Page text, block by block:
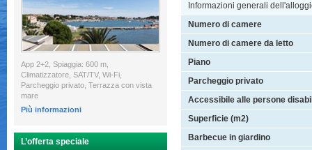
App 2+2, Spiaggia: 600 m,
Climatizzatore, SAT/TV, Wi-Fi,
Parcheggio privato, Terrazza con vista
mare
Più informazioni
L’offerta speciale
Informazioni generali
Numero di camere
Numero di camere da letto
Piano
Parcheggio privato
Accessibile alle persone
Superficie (m2)
Barbecue in giardino